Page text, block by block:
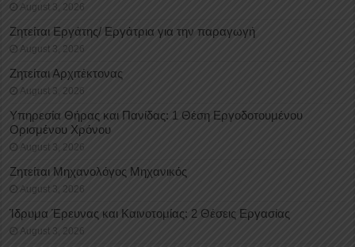
August 3, 2026
Ζητείται Εργάτης/ Εργάτρια για την παραγωγή
August 3, 2026
Ζητείται Αρχιτέκτονας
August 3, 2026
Υπηρεσία Θήρας και Πανίδας: 1 Θέση Eργοδοτουμένου
Oρισμένου Xρόνου
August 3, 2026
Ζητείται Μηχανολόγος Μηχανικός
August 3, 2026
Ίδρυμα Έρευνας και Καινοτομίας: 2 Θέσεις Εργασίας
August 3, 2026